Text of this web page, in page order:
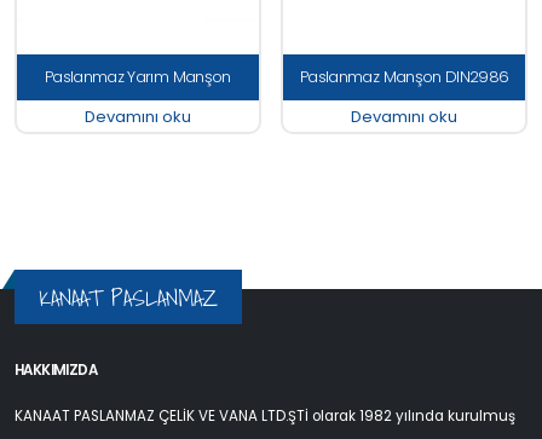
Paslanmaz Yarım Manşon
Devamını oku
Paslanmaz Manşon DIN2986
Devamını oku
KANAAT PASLANMAZ
HAKKIMIZDA
KANAAT PASLANMAZ ÇELİK VE VANA LTD.ŞTİ olarak 1982 yılında kurulmuş